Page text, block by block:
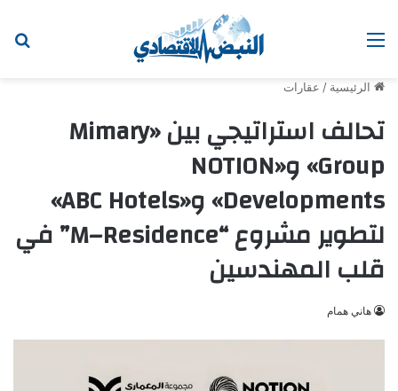
القائمة
الرئيسية / عقارات
تحالف استراتيجي بين «Mimary
Group» و«NOTION
Developments» و«ABC Hotels»
لتطوير مشروع “M–Residence” في
قلب المهندسين
هاني همام